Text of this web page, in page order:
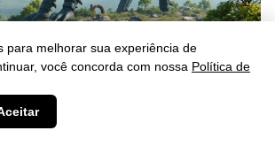
para melhorar sua experiência de
você concorda com nossa Política de
Uso e Exemplos na Língua Portuguesa
26/05/2026 às 23:46